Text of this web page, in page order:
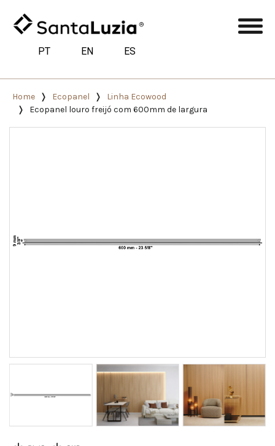
PT EN ES
Home Ecopanel
Linha Ecowood
Ecopanel louro freijó com 600mm de largura